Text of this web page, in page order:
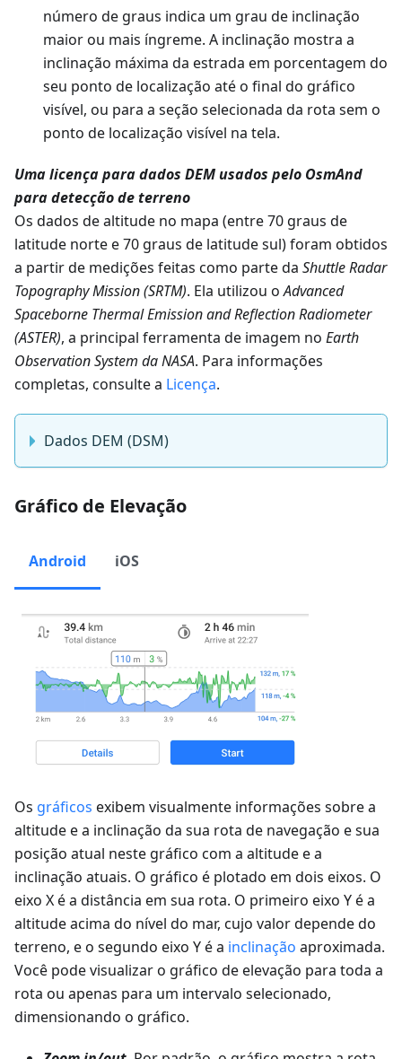
número de graus indica um grau de inclinação
maior ou mais íngreme. A inclinação mostra a
inclinação máxima da estrada em porcentagem do
seu ponto de localização até o final do gráfico
visível, ou para a seção selecionada da rota sem o
ponto de localização visível na tela.
Uma licença para dados DEM usados pelo OsmAnd
para detecção de terreno
Os dados de altitude no mapa (entre 70 graus de
latitude norte e 70 graus de latitude sul) foram obtidos
a partir de medições feitas como parte da Shuttle Radar
Topography Mission (SRTM). Ela utilizou oAdvanced
Spaceborne Thermal Emission and Reflection Radiometer
(ASTER), a principal ferramenta de imagem no Earth
Observation System da NASA. Para informações
completas, consulte a Licença.
Dados DEM (DSM)
Gráfico de Elevação
Android iOS
Os gráficos exibem visualmente informações sobre a
altitude e a inclinação da sua rota de navegação e sua
posição atual neste gráfico com a altitude e a
inclinação atuais. O gráfico é plotado em dois eixos. O
eixo X é a distância em sua rota. O primeiro eixo Y é a
altitude acima do nível do mar, cujo valor depende do
terreno, e o segundo eixo Y é a inclinação aproximada.
Você pode visualizar o gráfico de elevação para toda a
rota ou apenas para um intervalo selecionado,
dimensionando o gráfico.